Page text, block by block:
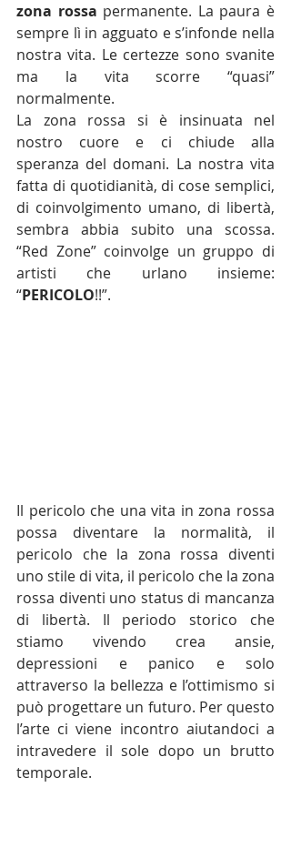
zona rossa permanente. La paura è
sempre lì in agguato e s’infonde nella
nostra vita. Le certezze sono svanite
ma la vita scorre “quasi”
normalmente.
La zona rossa si è insinuata nel
nostro cuore e ci chiude alla
speranza del domani. La nostra vita
fatta di quotidianità, di cose semplici,
di coinvolgimento umano, di libertà,
sembra abbia subito una scossa.
“Red Zone” coinvolge un gruppo di
artisti che urlano insieme:
“PERICOLO!!”.
Il pericolo che una vita in zona rossa
possa diventare la normalità, il
pericolo che la zona rossa diventi
uno stile di vita, il pericolo che la zona
rossa diventi uno status di mancanza
di libertà. Il periodo storico che
stiamo vivendo crea ansie,
depressioni e panico e solo
attraverso la bellezza e l’ottimismo si
può progettare un futuro. Per questo
l’arte ci viene incontro aiutandoci a
intravedere il sole dopo un brutto
temporale.